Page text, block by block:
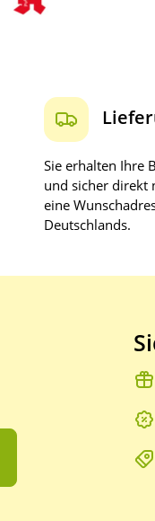
Sie erhalten Ihre
und sicher direkt
eine
Deutschlands.